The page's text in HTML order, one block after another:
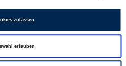
zulassen
erlauben
Media